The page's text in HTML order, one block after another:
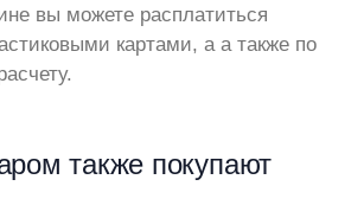
вы можете расплатиться
картами, а а также по
также покупают